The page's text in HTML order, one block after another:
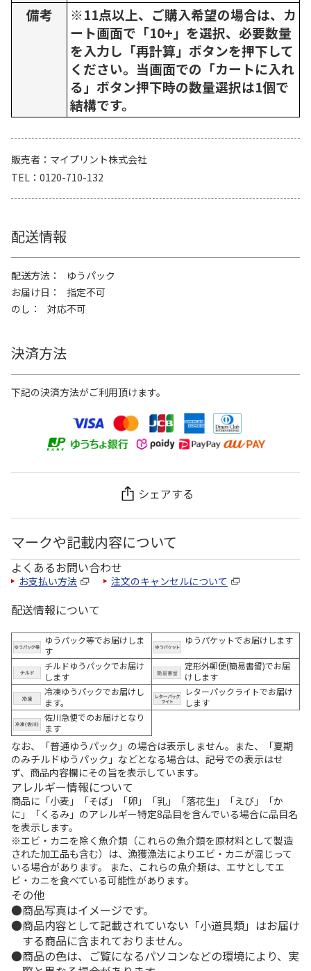
備考
※11点以上、ご購入希望の場合は、カ
ート画面で「10+」を選択、必要数量
を入力し「再計算」ボタンを押下して
ください。当画面での「カートに入れ
る」ボタン押下時の数量選択は1個で
結構です。
販売者
マイプリント株式会社
TEL
0120-710-132
配送情報
配送方法
ゆうパック
お届け日
指定不可
のし
対応不可
決済方法
下記の決済方法がご利用頂けます。
シェアする
マークや記載内容について
よくあるお問い合わせ
お支払い方法 注文のキャンセルについて
配送情報について
ゆうパック等でお届けしま
す
ゆうパケットでお届けします
チルドゆうパックでお届け
します
定形外郵便(簡易書留)でお届
けします
冷凍ゆうパックでお届けし
ます。
レターパックライトでお届け
します
佐川急便でのお届けとなり
ます
なお、「普通ゆうパック」の場合は表示しません。また、「夏期
のみチルドゆうパック」などとなる場合は、記号での表示はせ
ず、商品内容欄にその旨を表示しています。
アレルギー情報について
商品に「小麦」「そば」「卵」「乳」「落花生」「えび」「か
に」「くるみ」のアレルギー特定8品目を含んでいる場合に品目名
を表示します。
※エビ・カニを除く魚介類（これらの魚介類を原材料として製造
された加工品も含む）は、漁獲漁法によりエビ・カニが混じって
いる場合があります。 また、これらの魚介類は、エサとしてエ
ビ・カニを食べている可能性があります。
その他
商品写真はイメージです。
商品内容として記載されていない「小道具類」はお届け
する商品に含まれておりません。
商品の色は、ご覧になるパソコンなどの環境により、実